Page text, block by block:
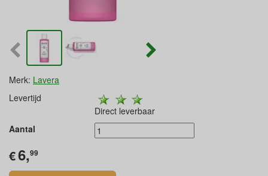
Merk: Lavera
Levertijd
Direct leverbaar
Aantal
€6,99